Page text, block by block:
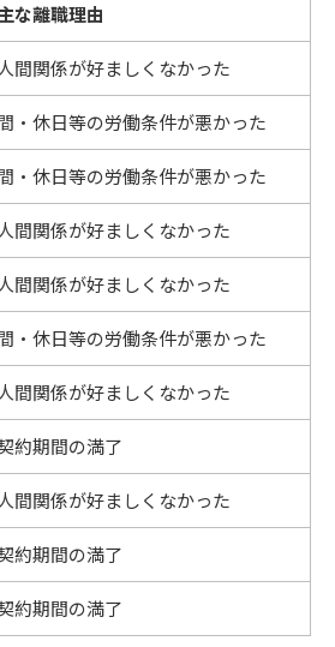
な離職理由
間関係が好ましくなかった
・休日等の労働条件が悪かった
・休日等の労働条件が悪かった
間関係が好ましくなかった
間関係が好ましくなかった
・休日等の労働条件が悪かった
間関係が好ましくなかった
約期間の満了
間関係が好ましくなかった
約期間の満了
約期間の満了